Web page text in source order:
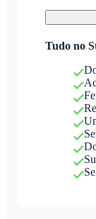
Tudo no